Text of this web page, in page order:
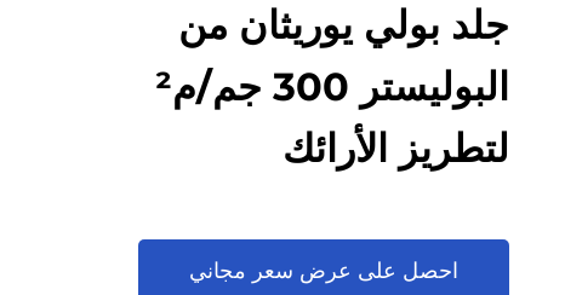
جلد بولي يوريثان من
البوليستر 300 جم/م²
لتطريز الأرائك
احصل على عرض سعر مجاني